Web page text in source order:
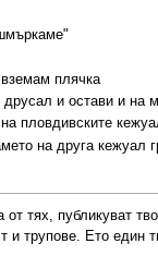
плячка
и остави и на
пловдивските
на друга кежуал
тях, публикуват
и трупове. Ето един